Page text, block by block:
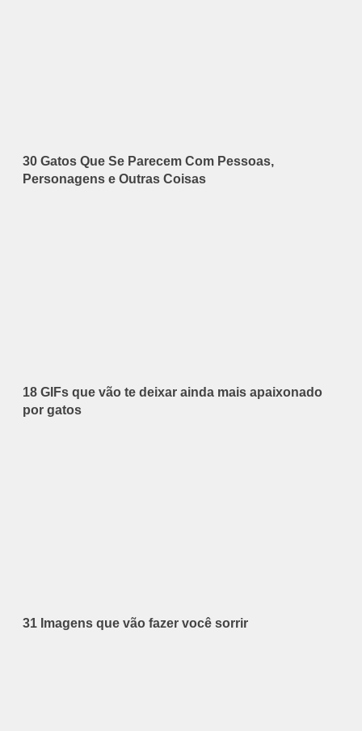
30 Gatos Que Se Parecem Com Pessoas,
Personagens e Outras Coisas
18 GIFs que vão te deixar ainda mais apaixonado
por gatos
31 Imagens que vão fazer você sorrir